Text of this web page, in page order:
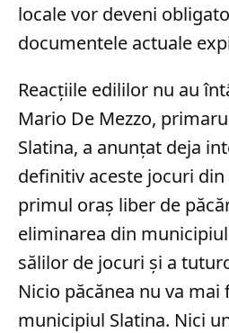
locale vor deveni
documentele actuale
Reacțiile edililor nu au
Mario De Mezzo,
Slatina, a anunțat deja
definitiv aceste jocuri din
primul oraș liber de
eliminarea din
sălilor de jocuri și a
Nicio păcănea nu va mai
municipiul Slatina. Nici